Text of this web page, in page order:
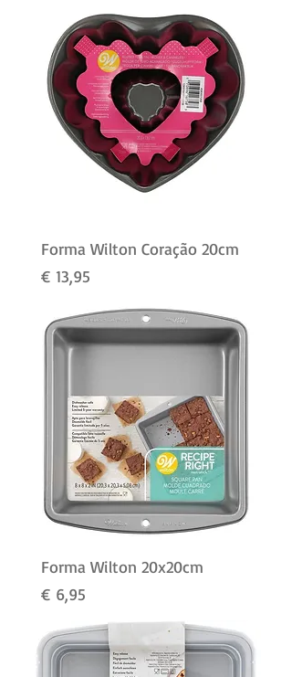
Forma Wilton Coração 20cm
Preço
€ 13,95
Forma Wilton 20x20cm
Preço
€ 6,95